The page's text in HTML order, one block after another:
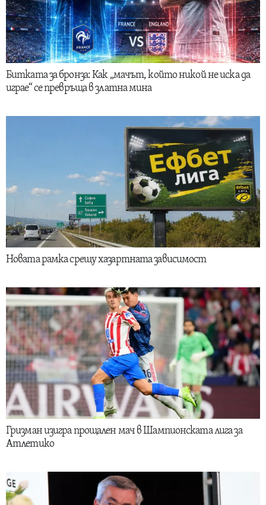
Битката за бронза: Как „мачът, който никой не иска да
играе“ се превръща в златна мина
Новата рамка срещу хазартната зависимост
Гризман изигра прощален мач в Шампионската лига за
Атлетико